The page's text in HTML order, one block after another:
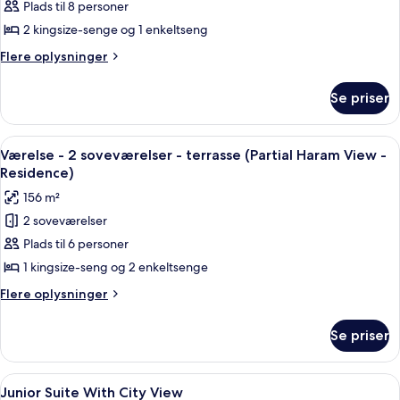
-
3
(Residence)
Plads til 8 personer
2 kingsize-senge og 1 enkeltseng
Flere oplysninger
Flere
-
soveværelser
(Residence)
Se priser
Indlæs
alle
billeder
af
Værelse
-
2
soveværelser
(Partial
Haram
View
Et hotelværelse med en stor seng, et
7
Værelse - 2 soveværelser - terrasse (Partial Haram View -
Residence)
156 m²
2 soveværelser
Plads til 6 personer
1 kingsize-seng og 2 enkeltsenge
Flere oplysninger
Flere
-
soveværelser
Se priser
Indlæs
4
Junior Suite With City View